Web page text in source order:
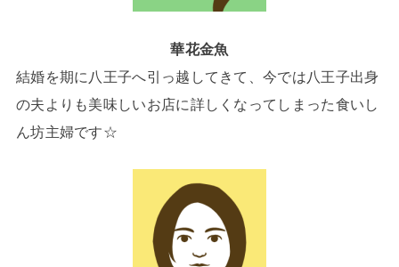
華花金魚
結婚を期に八王子へ引っ越してきて、今では八王子出身
の夫よりも美味しいお店に詳しくなってしまった食いし
ん坊主婦です☆